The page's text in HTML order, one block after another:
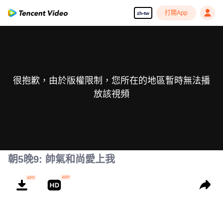
zh-tw 打開App
很抱歉，由於版權限制，您所在的地區暫時無法播
放該視頻
朝5晚9: 帥氣和尚愛上我